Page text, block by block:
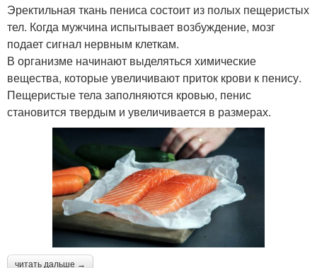
Эректильная ткань пениса состоит из полых пещеристых
тел. Когда мужчина испытывает возбуждение, мозг
подает сигнал нервным клеткам.
В организме начинают выделяться химические
вещества, которые увеличивают приток крови к пенису.
Пещеристые тела заполняются кровью, пенис
становится твердым и увеличивается в размерах.
читать дальше →